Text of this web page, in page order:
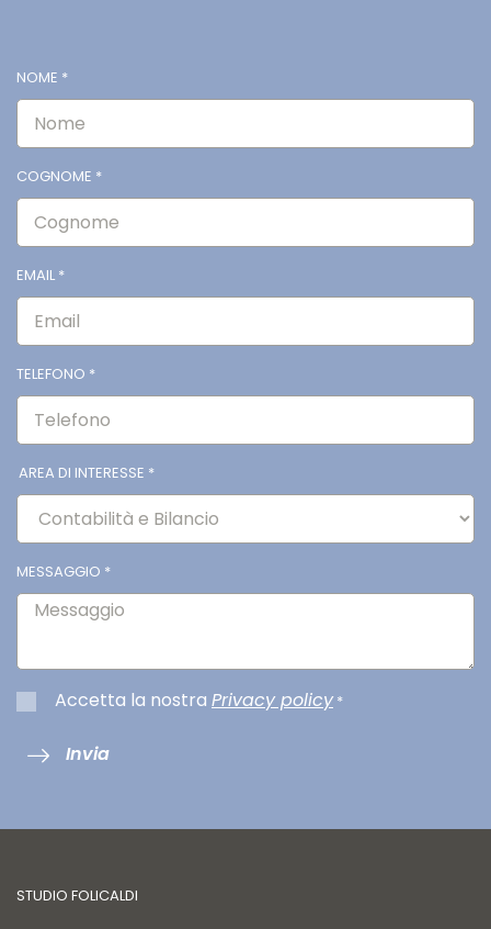
NOME *
COGNOME *
EMAIL *
TELEFONO *
AREA DI INTERESSE *
MESSAGGIO *
Accetta la nostra Privacy policy*
Invia
STUDIO FOLICALDI